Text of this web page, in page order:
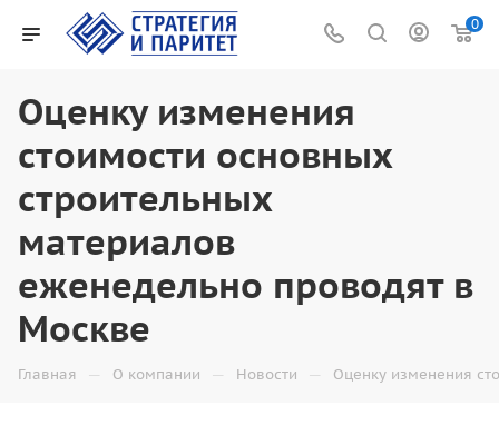
0
Оценку изменения
стоимости основных
строительных
материалов
еженедельно проводят в
Москве
Главная — О компании — Новости — Оценку изменения